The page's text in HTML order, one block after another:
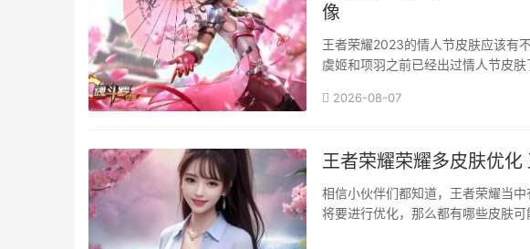
像
王者荣耀2023的情人节皮肤应该有
虞姬和项羽之前已经出过情人节皮
2026-08-07
王者荣耀荣耀多皮肤优
相信小伙伴们都知道，王者荣耀当
将要进行优化，那么都有哪些皮肤